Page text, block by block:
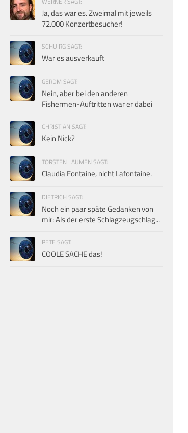
Ja, das war es. Zweimal mit jeweils
72.000 Konzertbesucher!
SCHUIRG SAGT:
War es ausverkauft
GERDM SAGT:
Nein, aber bei den anderen
Fishermen-Auftritten war er dabei
CHRISTIAN SAGT:
Kein Nick?
TORSTEN LAUMEN SAGT:
Claudia Fontaine, nicht Lafontaine.
DIETRICH SAGT:
Noch ein paar späte Gedanken von
mir: Als der erste Schlagzeugschlag...
PETE SAGT:
COOLE SACHE das!